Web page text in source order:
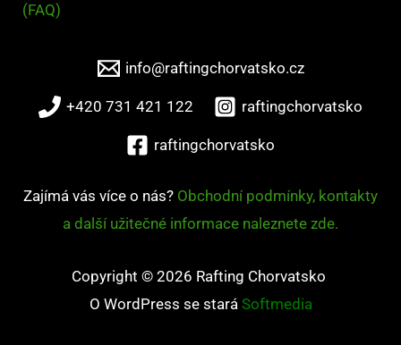
(FAQ)
info@raftingchorvatsko.cz
+420 731 421 122 raftingchorvatsko
raftingchorvatsko
Zajímá vás více o nás? Obchodní podmínky, kontakty
a další užitečné informace naleznete zde.
Copyright © 2026 Rafting Chorvatsko
O WordPress se stará Softmedia